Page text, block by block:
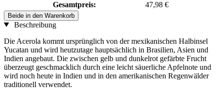
Gesamtpreis:
47,98 €
Beide in den Warenkorb
Beschreibung
Die Acerola kommt ursprünglich von der mexikanischen Halbinsel
Yucatan und wird heutzutage hauptsächlich in Brasilien, Asien und
Indien angebaut. Die zwischen gelb und dunkelrot gefärbte Frucht
überzeugt geschmacklich durch eine leicht säuerliche Apfelnote und
wird noch heute in Indien und in den amerikanischen Regenwälder
traditionell verwendet.